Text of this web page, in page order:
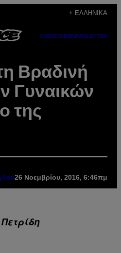
+ ΕΛΛΗΝΙΚΆ
SUBSCRIBENEWSLETTER
Βραδινή
Γυναικών
της
26 Νοεμβρίου, 2016, 6:46πμ